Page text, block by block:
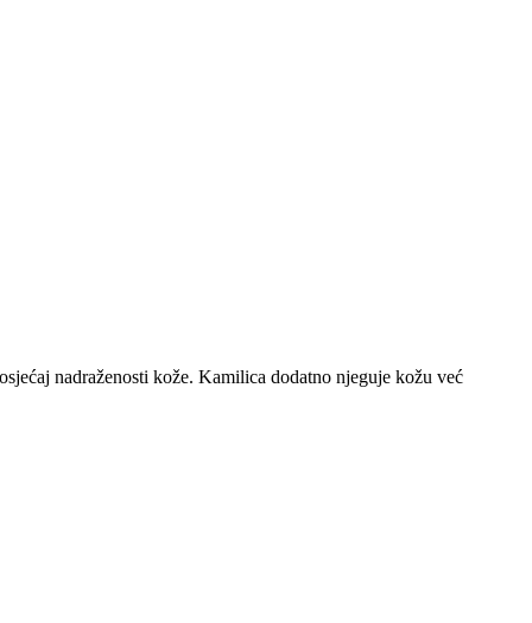
nadraženosti kože. Kamilica dodatno njeguje kožu već